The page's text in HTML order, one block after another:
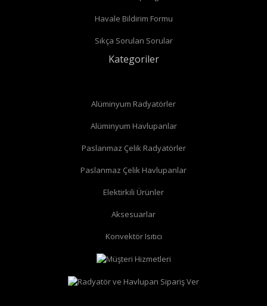
düz radyatör vanası
köşe radyatör vanası
Havale Bildirim Formu
Sıkça Sorulan Sorular
Kategoriler
Alüminyum Radyatörler
Alüminyum Havlupanlar
Paslanmaz Çelik Radyatörler
Paslanmaz Çelik Havlupanlar
Elektirkili Ürünler
Aksesuarlar
Konvektör Isıtıcı